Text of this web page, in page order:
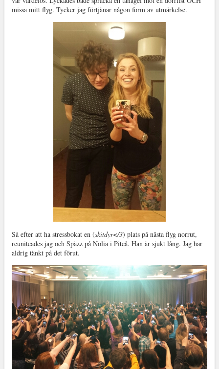
missa mitt flyg. Tycker jag förtjänar någon form av utmärkelse.
Så efter att ha stressbokat en (skitdyr</3) plats på nästa flyg norrut,
reuniteades jag och Späzz på Nolia i Piteå. Han är sjukt lång. Jag har
aldrig tänkt på det förut.